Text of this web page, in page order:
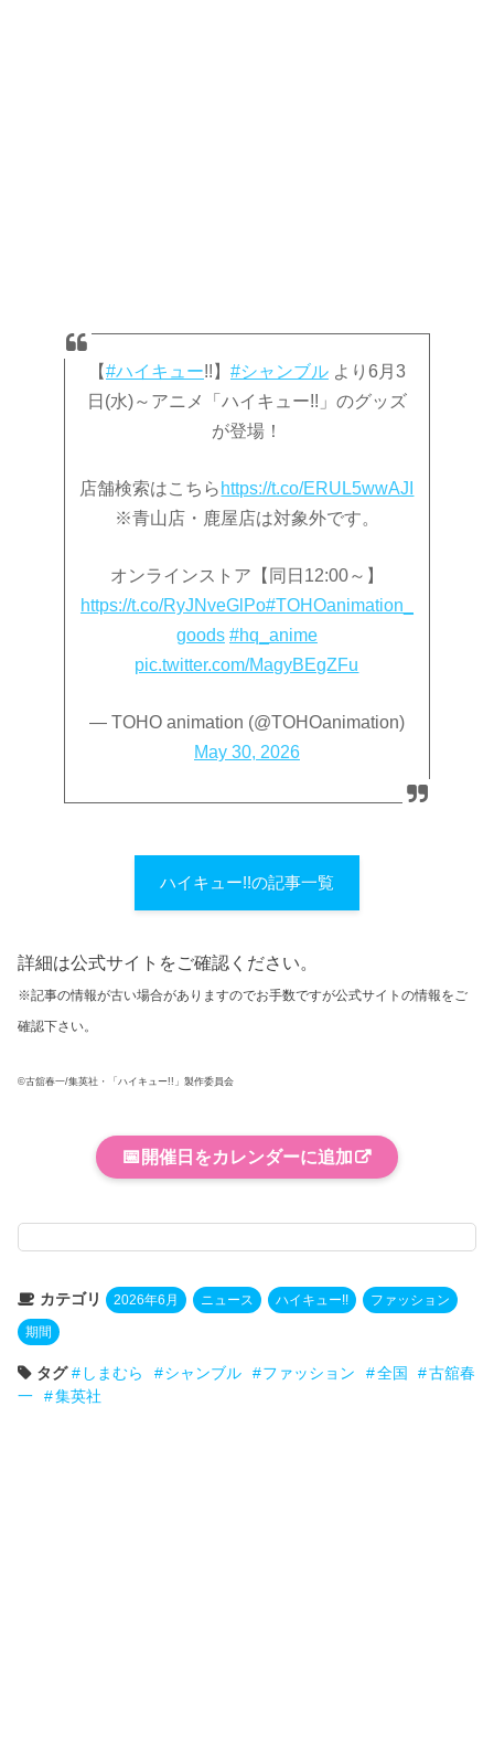
【#ハイキュー!!】 #シャンブルより6月3
日(水)～アニメ「ハイキュー!!」のグッズ
が登場！
店舗検索はこちら https://t.co/ERUL5wwAJI
※青山店・鹿屋店は対象外です。
オンラインストア【同日12:00～】
https://t.co/RyJNveGlPo#TOHOanimation_
goods #hq_anime
pic.twitter.com/MagyBEgZFu
— TOHO animation (@TOHOanimation)
May 30, 2026
ハイキュー!!の記事一覧
詳細は公式サイトをご確認ください。
※記事の情報が古い場合がありますのでお手数ですが公式サイトの情報をご
確認下さい。
©古舘春一/集英社・「ハイキュー!!」製作委員会
📅 開催日をカレンダーに追加
カテゴリ 2026年6月 ニュース ハイキュー!! ファッション
期間
タグ しまむら シャンブル ファッション 全国
古舘春
一
集英社